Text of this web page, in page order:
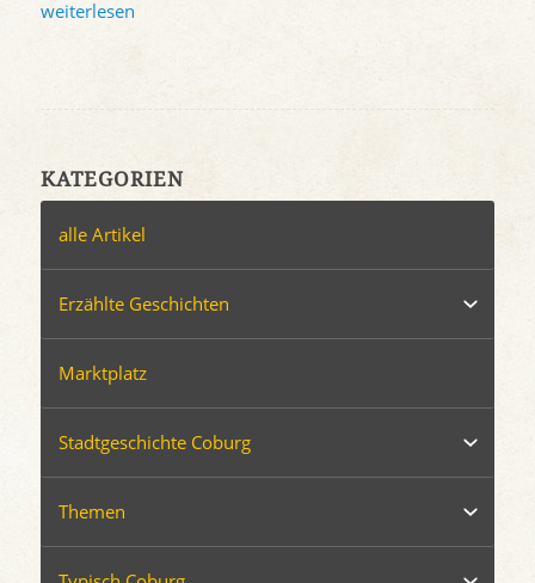
weiterlesen
KATEGORIEN
alle Artikel
Erzählte Geschichten
Marktplatz
Stadtgeschichte Coburg
Themen